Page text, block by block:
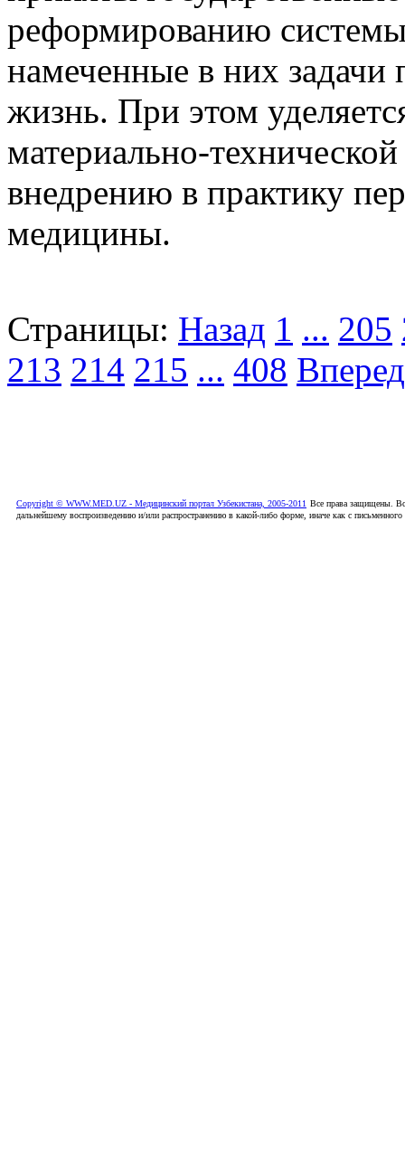
реформированию
намеченные в них задачи
жизнь. При этом
материально-
внедрению в практику
медицины.
Страницы: Назад 1 ... 205
213 214 215 ... 408 Вперед
Copyright © WWW.MED.UZ - Медицинский портал Узбекистана, 2005-2011 Все права защищены.
дальнейшему воспроизведению и/или распространению в какой-либо форме, иначе как с